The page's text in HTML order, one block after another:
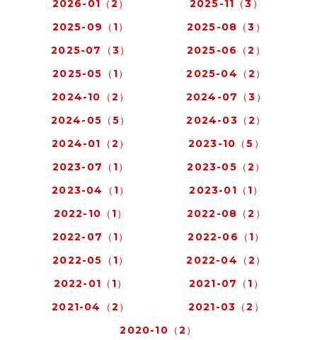
2026-01（2）
2025-11（3）
2025-09（1）
2025-08（3）
2025-07（3）
2025-06（2）
2025-05（1）
2025-04（2）
2024-10（2）
2024-07（3）
2024-05（5）
2024-03（2）
2024-01（2）
2023-10（5）
2023-07（1）
2023-05（2）
2023-04（1）
2023-01（1）
2022-10（1）
2022-08（2）
2022-07（1）
2022-06（1）
2022-05（1）
2022-04（2）
2022-01（1）
2021-07（1）
2021-04（2）
2021-03（2）
2020-10（2）